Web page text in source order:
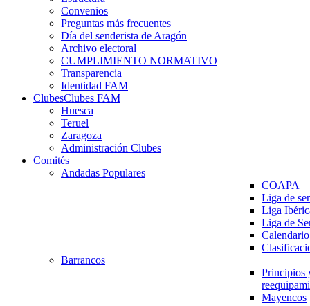
Convenios
Preguntas más frecuentes
Día del senderista de Aragón
Archivo electoral
CUMPLIMIENTO NORMATIVO
Transparencia
Identidad FAM
ClubesClubes FAM
Huesca
Teruel
Zaragoza
Administración Clubes
Comités
Andadas Populares
COAPA
Liga de
Liga
Liga de
Calendario
Barrancos
Principios
Mayencos